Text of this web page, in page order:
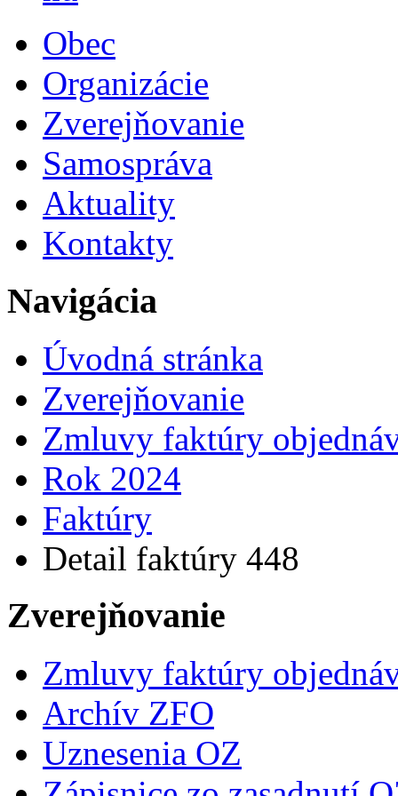
Obec
Organizácie
Zverejňovanie
Samospráva
Aktuality
Kontakty
Navigácia
Úvodná stránka
Zverejňovanie
Zmluvy faktúry
Rok 2024
Faktúry
Detail faktúry 448
Zverejňovanie
Zmluvy faktúry
Archív ZFO
Uznesenia OZ